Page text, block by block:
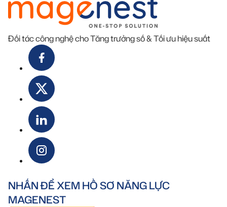
Đối tác công nghệ cho Tăng trưởng số & Tối ưu hiệu suất
NHẤN ĐỂ XEM HỒ SƠ NĂNG LỰC
MAGENEST